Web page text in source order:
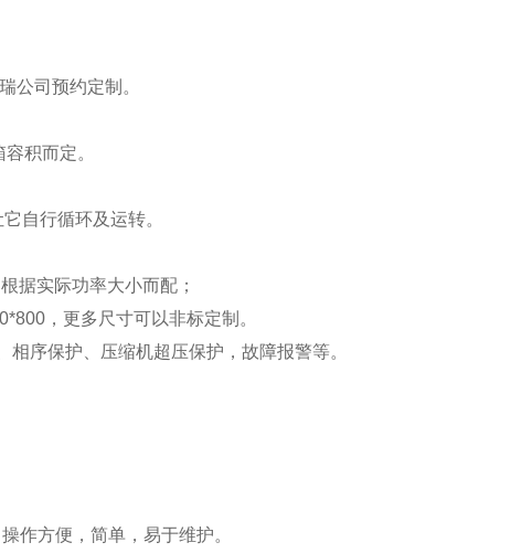
公司预约定制。
积而定。
自行循环及运转。
据实际功率大小而配；
，更多尺寸可以非标定制。
序保护、压缩机超压保护，故障报警等。
作方便，简单，易于维护。